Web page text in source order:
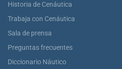
Historia de Cenáutica
Trabaja con Cenáutica
Sala de prensa
Preguntas frecuentes
Diccionario Náutico